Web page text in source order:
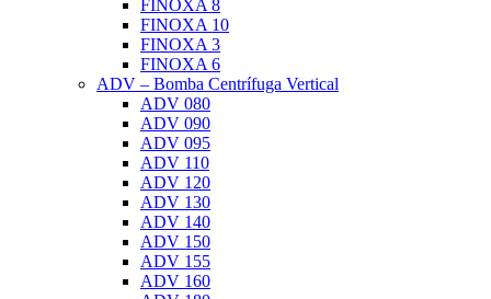
FINOXA 8
FINOXA 10
FINOXA 3
FINOXA 6
ADV – Bomba Centrífuga Vertical
ADV 080
ADV 090
ADV 095
ADV 110
ADV 120
ADV 130
ADV 140
ADV 150
ADV 155
ADV 160